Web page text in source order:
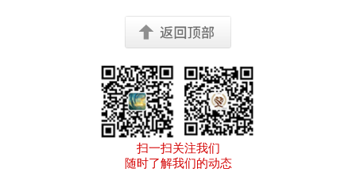
陌生的概念。几乎所有的人都可能认为
疾病只有用...
扫一扫关注我们
随时了解我们的动态